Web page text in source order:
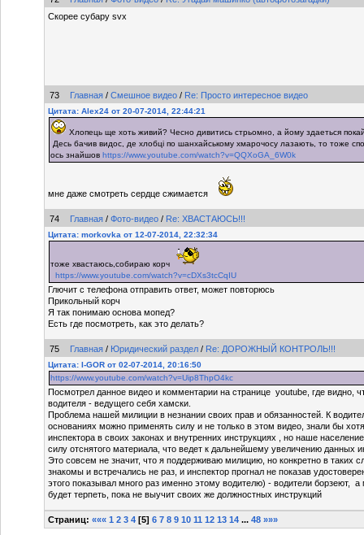
Скорее субару svx
73 Главная / Смешное видео / Re: Просто интересное видео
Цитата: Alex24 от 20-07-2014, 22:44:21
Хлопець ще хоть живий? Чесно дивитись стрьомно, а йому здаеться
Десь бачив видос, де хлобці по шанхайському хмарочосу лазають, то тоже
ось знайшов https://www.youtube.com/watch?v=QQXoGA_6W0k
мне даже смотреть сердце сжимается
74 Главная / Фото-видео / Re: ХВАСТАЮСЬ!!!
Цитата: morkovka от 12-07-2014, 22:32:34
тоже хвастаюсь,собираю корч
https://www.youtube.com/watch?v=cDXs3tcCqIU
Глючит с телефона отправить ответ, может повторюсь
Прикольный корч
Я так понимаю основа мопед?
Есть где посмотреть, как это делать?
75 Главная / Юридический раздел / Re: ДОРОЖНЫЙ КОНТРОЛЬ!!!
Цитата: I-GOR от 02-07-2014, 20:16:50
https://www.youtube.com/watch?v=Uip8ThpO4kc
Посмотрел данное видео и комментарии на странице youtube, где видно,
водителя - ведущего себя хамски.
Проблема нашей милиции в незнании своих прав и обязанностей. К
основаниях можно применять силу и не только в этом видео, знали бы
инспектора в своих законах и внутренних инструкциях , но наше
силу отснятого материала, что ведет к дальнейшему увеличению данных
Это совсем не значит, что я поддерживаю милицию, но конкретно в таких
знакомы и встречались не раз, и инспектор прогнал не показав
этого показывал много раз именно этому водителю) - водители борзеют, а
будет терпеть, пока не выучит своих же должностных инструкций
Страниц: ««« 1 2 3 4 [5] 6 7 8 9 10 11 12 13 14 ... 48 »»»